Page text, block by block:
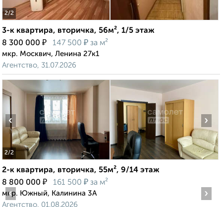
2/2
3-к квартира, вторичка, 56м², 1/5 этаж
8 300 000 ₽ 147 500 ₽ за м²
мкр. Москвич, Ленина 27к1
Агентство, 31.07.2026
2/2
‹ ›
2-к квартира, вторичка, 55м², 9/14 этаж
8 800 000 ₽ 161 500 ₽ за м²
мкр. Южный, Калинина 3А
Агентство, 01.08.2026
‹ ›